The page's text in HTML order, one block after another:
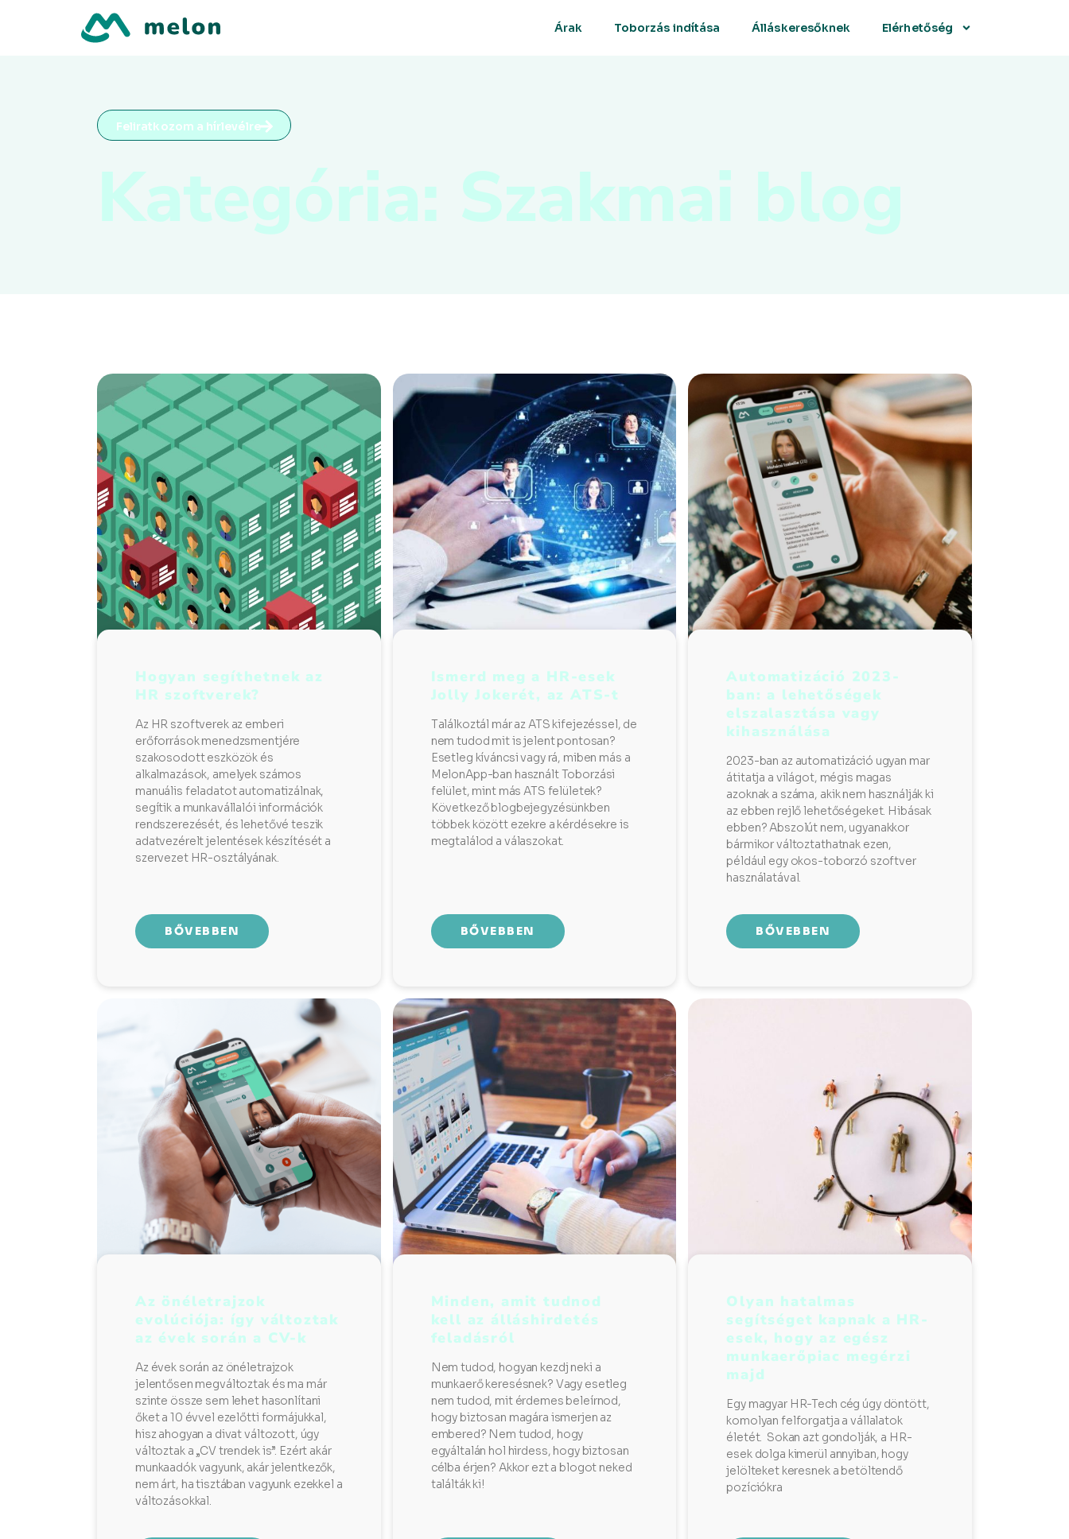
Árak Toborzás indítása Álláskeresőknek Elérhetőség
Feliratkozom a hírlevélre
Kategória: Szakmai blog
Hogyan segíthetnek az
HR szoftverek?
Az HR szoftverek az emberi
erőforrások menedzsmentjére
szakosodott eszközök és
alkalmazások, amelyek számos
manuális feladatot automatizálnak,
segítik a munkavállalói információk
rendszerezését, és lehetővé teszik
adatvezérelt jelentések készítését a
szervezet HR-osztályának.
BŐVEBBEN
Ismerd meg a HR-esek
Jolly Jokerét, az ATS-t
Találkoztál már az ATS kifejezéssel, de
nem tudod mit is jelent pontosan?
Esetleg kíváncsi vagy rá, miben más a
MelonApp-ban használt Toborzási
felület, mint más ATS felületek?
Következő blogbejegyzésünkben
többek között ezekre a kérdésekre is
megtalálod a válaszokat.
BŐVEBBEN
Automatizáció 2023-
ban: a lehetőségek
elszalasztása vagy
kihasználása
2023-ban az automatizáció ugyan mar
átitatja a világot, mégis magas
azoknak a száma, akik nem használják ki
az ebben rejlő lehetőségeket. Hibásak
ebben? Abszolút nem, ugyanakkor
bármikor változtathatnak ezen,
például egy okos-toborzó szoftver
használatával.
BŐVEBBEN
Az önéletrajzok
evolúciója: így változtak
az évek során a CV-k
Az évek során az önéletrajzok
jelentősen megváltoztak és ma már
szinte össze sem lehet hasonlítani
őket a 10 évvel ezelőtti formájukkal,
hisz ahogyan a divat változott, úgy
változtak a „CV trendek is”. Ezért akár
munkaadók vagyunk, akár jelentkezők,
nem árt, ha tisztában vagyunk ezekkel a
változásokkal.
Minden, amit tudnod
kell az álláshirdetés
feladásról
Nem tudod, hogyan kezdj neki a
munkaerő keresésnek? Vagy esetleg
nem tudod, mit érdemes beleírnod,
hogy biztosan magára ismerjen az
embered? Nem tudod, hogy
egyáltalán hol hirdess, hogy biztosan
célba érjen? Akkor ezt a blogot neked
találták ki!
Olyan hatalmas
segítséget kapnak a HR-
esek, hogy az egész
munkaerőpiac megérzi
majd
Egy magyar HR-Tech cég úgy döntött,
komolyan felforgatja a vállalatok
életét. Sokan azt gondolják, a HR-
esek dolga kimerül annyiban, hogy
jelölteket keresnek a betöltendő
pozíciókra